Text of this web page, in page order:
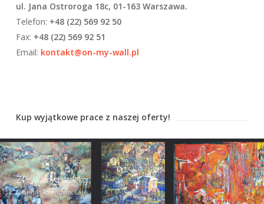
ul. Jana Ostroroga 18c, 01-163 Warszawa.
Telefon: +48 (22) 569 92 50
Fax: +48 (22) 569 92 51
Email: kontakt@on-my-wall.pl
Kup wyjątkowe prace z naszej oferty!
Z Prywatnych kolekcji
Dwurnik, Rosenstein, Lasik